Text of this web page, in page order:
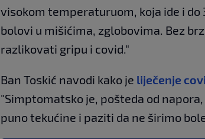
visokom temperaturuom, koja ide i do
bolovi u mišićima, zglobovima. Bez
razlikovati gripu i covid."
Ban Toskić navodi kako je liječenje
"Simptomatsko je, pošteda od
puno tekućine i paziti da ne širimo